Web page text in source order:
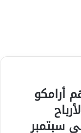
أرامكو
سبتمبر